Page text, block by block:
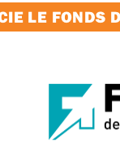
LE FONDS